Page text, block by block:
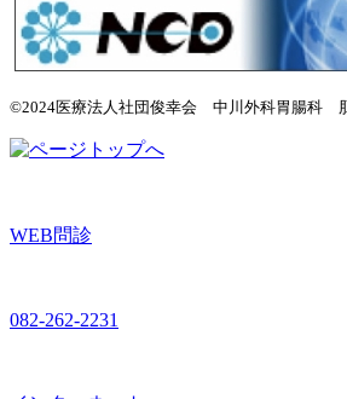
©2024医療法人社団俊幸会 中川外科胃腸科
WEB問診
082-262-2231